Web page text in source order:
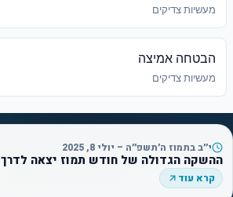
מעשיות צדיקים
הבטחה אמיצה
מעשיות צדיקים
י״ב בתמוז ה׳תשפ״ה – יולי 8, 2025
ההשקה הגדולה של חודש תמוז יצאה לדרך
קרא עוד